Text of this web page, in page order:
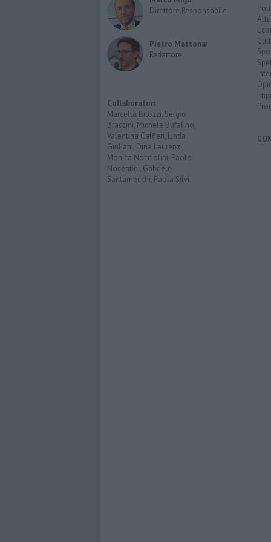
Direttore Responsabile
Pietro Mattonai
Redattore
Collaboratori
Marcella Bitozzi, Sergio
Braccini, Michele Bufalino,
Valentina Caffieri, Linda
Giuliani, Dina Laurenzi,
Monica Nocciolini, Paolo
Nocentini, Gabriele
Santarnecchi, Paola Silvi.